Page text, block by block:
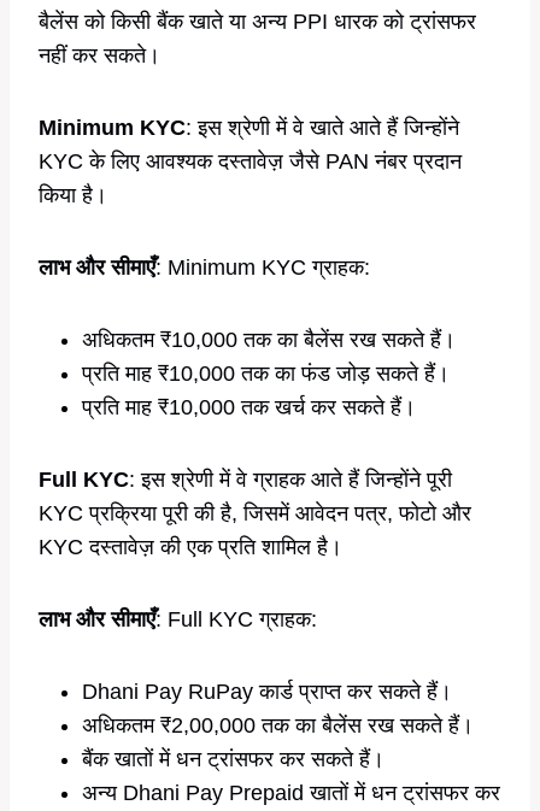
बैलेंस को किसी बैंक खाते या अन्य PPI धारक को ट्रांसफर
नहीं कर सकते।
Minimum KYC: इस श्रेणी में वे खाते आते हैं जिन्होंने
KYC के लिए आवश्यक दस्तावेज़ जैसे PAN नंबर प्रदान
किया है।
लाभ और सीमाएँ: Minimum KYC ग्राहक:
अधिकतम ₹10,000 तक का बैलेंस रख सकते हैं।
प्रति माह ₹10,000 तक का फंड जोड़ सकते हैं।
प्रति माह ₹10,000 तक खर्च कर सकते हैं।
Full KYC: इस श्रेणी में वे ग्राहक आते हैं जिन्होंने पूरी
KYC प्रक्रिया पूरी की है, जिसमें आवेदन पत्र, फोटो और
KYC दस्तावेज़ की एक प्रति शामिल है।
लाभ और सीमाएँ: Full KYC ग्राहक:
Dhani Pay RuPay कार्ड प्राप्त कर सकते हैं।
अधिकतम ₹2,00,000 तक का बैलेंस रख सकते हैं।
बैंक खातों में धन ट्रांसफर कर सकते हैं।
अन्य Dhani Pay Prepaid खातों में धन ट्रांसफर कर